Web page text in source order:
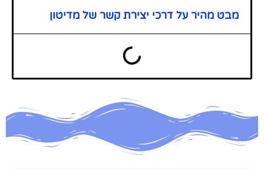
מבט מהיר על דרכי יצירת קשר של מדיטון